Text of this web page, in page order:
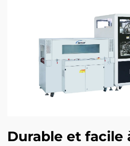
Durable et facile